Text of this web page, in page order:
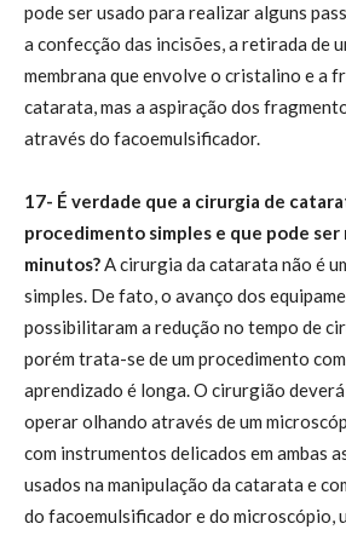
pode ser usado para realizar alguns
a confecção das incisões, a retirada de
membrana que envolve o cristalino e a
catarata, mas a aspiração dos
através do facoemulsificador.
17- É verdade que a cirurgia de
procedimento simples e que pode ser
minutos?A cirurgia da catarata não é
simples. De fato, o avanço dos
possibilitaram a redução no tempo de
porém trata-se de um procedimento
aprendizado é longa. O cirurgião
operar olhando através de um
com instrumentos delicados em ambas
usados na manipulação da catarata e
do facoemulsificador e do microscópio,